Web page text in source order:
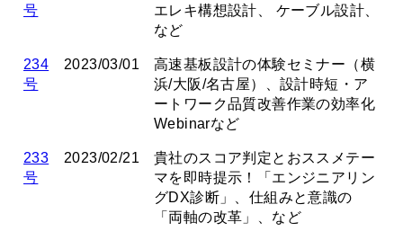
号
エレキ構想設計、 ケーブル設計、
など
234
号
2023/03/01
高速基板設計の体験セミナー（横
浜/大阪/名古屋）、設計時短・ア
ートワーク品質改善作業の効率化
Webinarなど
233
号
2023/02/21
貴社のスコア判定とおススメテー
マを即時提示！「エンジニアリン
グDX診断」、仕組みと意識の
「両軸の改革」、など